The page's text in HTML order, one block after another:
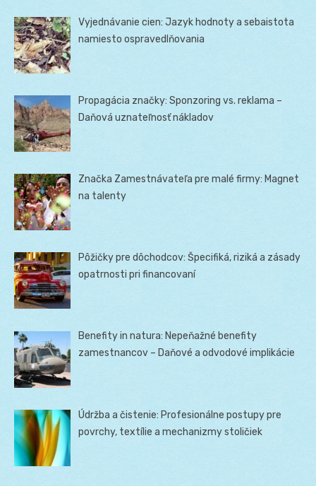
Vyjednávanie cien: Jazyk hodnoty a sebaistota
namiesto ospravedlňovania
Propagácia značky: Sponzoring vs. reklama –
Daňová uznateľnosť nákladov
Značka Zamestnávateľa pre malé firmy: Magnet
na talenty
Pôžičky pre dôchodcov: Špecifiká, riziká a zásady
opatrnosti pri financovaní
Benefity in natura: Nepeňažné benefity
zamestnancov – Daňové a odvodové implikácie
Údržba a čistenie: Profesionálne postupy pre
povrchy, textílie a mechanizmy stoličiek